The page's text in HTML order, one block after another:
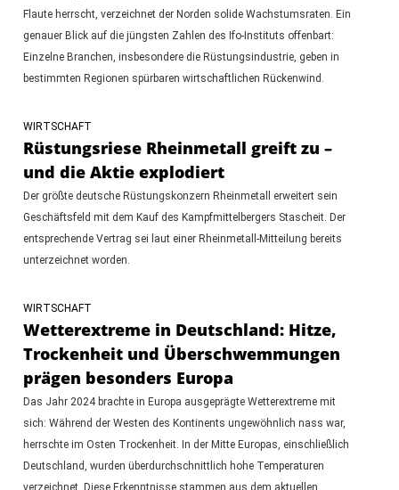
Flaute herrscht, verzeichnet der Norden solide Wachstumsraten. Ein
genauer Blick auf die jüngsten Zahlen des Ifo-Instituts offenbart:
Einzelne Branchen, insbesondere die Rüstungsindustrie, geben in
bestimmten Regionen spürbaren wirtschaftlichen Rückenwind.
WIRTSCHAFT
Rüstungsriese Rheinmetall greift zu –
und die Aktie explodiert
Der größte deutsche Rüstungskonzern Rheinmetall erweitert sein
Geschäftsfeld mit dem Kauf des Kampfmittelbergers Stascheit. Der
entsprechende Vertrag sei laut einer Rheinmetall-Mitteilung bereits
unterzeichnet worden.
WIRTSCHAFT
Wetterextreme in Deutschland: Hitze,
Trockenheit und Überschwemmungen
prägen besonders Europa
Das Jahr 2024 brachte in Europa ausgeprägte Wetterextreme mit
sich: Während der Westen des Kontinents ungewöhnlich nass war,
herrschte im Osten Trockenheit. In der Mitte Europas, einschließlich
Deutschland, wurden überdurchschnittlich hohe Temperaturen
verzeichnet. Diese Erkenntnisse stammen aus dem aktuellen